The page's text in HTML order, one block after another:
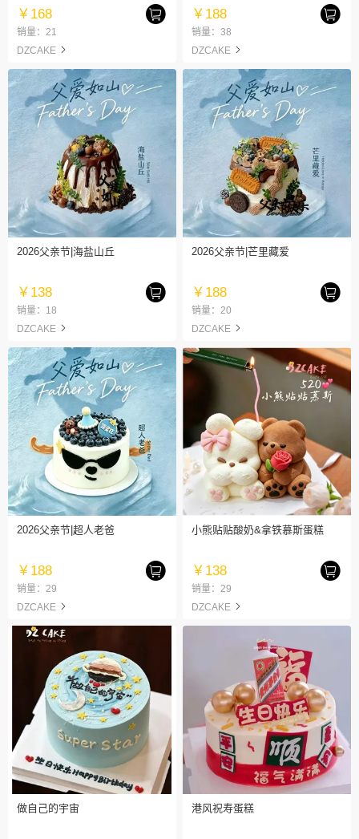
￥168
销量：21
DZCAKE
￥188
销量：38
DZCAKE
2026父亲节|海盐山丘
￥138
销量：18
DZCAKE
2026父亲节|芒里藏爱
￥188
销量：20
DZCAKE
2026父亲节|超人老爸
￥188
销量：29
DZCAKE
小熊贴贴酸奶&拿铁慕斯蛋糕
￥138
销量：29
DZCAKE
做自己的宇宙 港风祝寿蛋糕